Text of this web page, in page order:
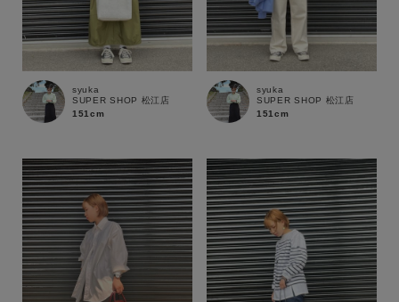
価格
商品タイプ
通常商品 予約商品
在庫
在庫あり 在庫なし含む
syuka
SUPER SHOP 松江店
151cm
syuka
SUPER SHOP 松江店
151cm